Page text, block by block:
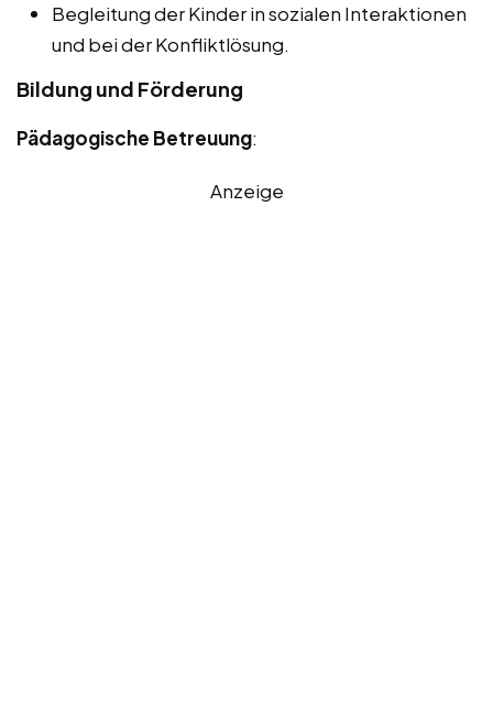
Begleitung der Kinder in sozialen Interaktionen
und bei der Konfliktlösung.
Bildung und Förderung
Pädagogische Betreuung:
Anzeige